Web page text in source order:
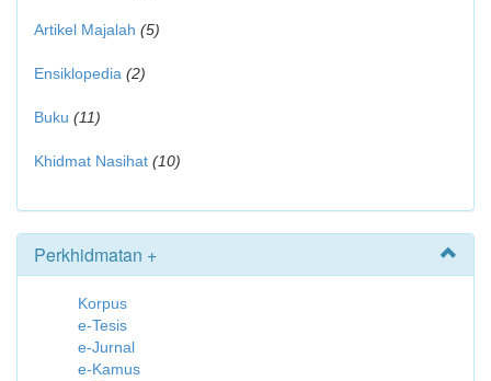
Artikel Majalah (5)
Ensiklopedia (2)
Buku (11)
Khidmat Nasihat (10)
Perkhidmatan +
Korpus
e-Tesis
e-Jurnal
e-Kamus